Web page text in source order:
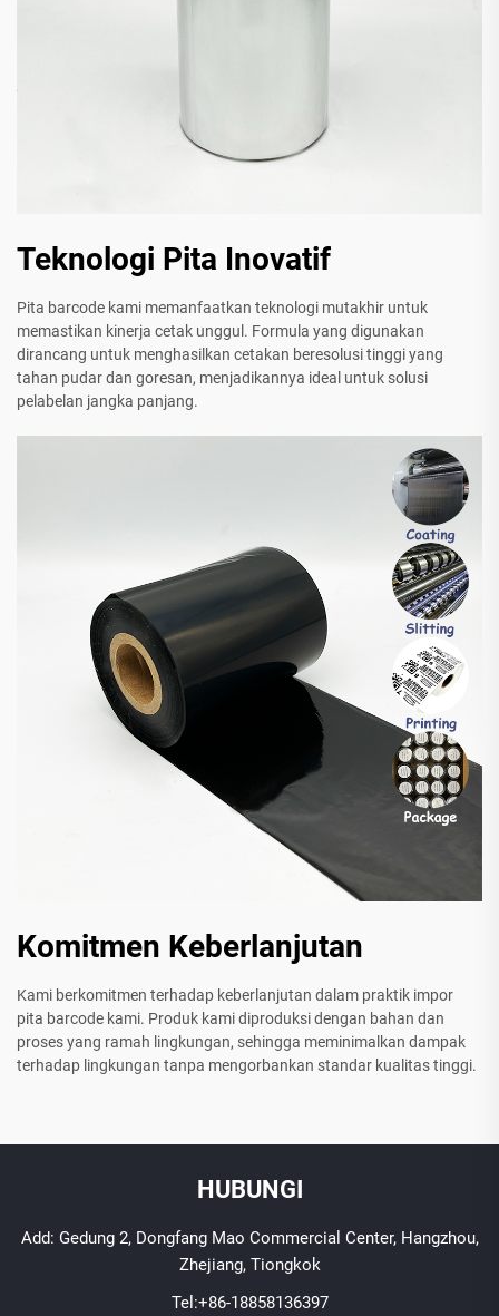
Teknologi Pita Inovatif
Pita barcode kami memanfaatkan teknologi mutakhir untuk
memastikan kinerja cetak unggul. Formula yang digunakan
dirancang untuk menghasilkan cetakan beresolusi tinggi yang
tahan pudar dan goresan, menjadikannya ideal untuk solusi
pelabelan jangka panjang.
Komitmen Keberlanjutan
Kami berkomitmen terhadap keberlanjutan dalam praktik impor
pita barcode kami. Produk kami diproduksi dengan bahan dan
proses yang ramah lingkungan, sehingga meminimalkan dampak
terhadap lingkungan tanpa mengorbankan standar kualitas tinggi.
HUBUNGI
Add: Gedung 2, Dongfang Mao Commercial Center, Hangzhou,
Zhejiang, Tiongkok
Tel:+86-18858136397